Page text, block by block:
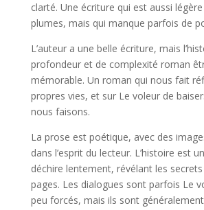
clarté. Une écriture qui est aussi
plumes, mais qui manque parfois de
L’auteur a une belle écriture, mais
profondeur et de complexité roman
mémorable. Un roman qui nous fait
propres vies, et sur Le voleur de
nous faisons.
La prose est poétique, avec des
dans l’esprit du lecteur. L’histoire est
déchire lentement, révélant les
pages. Les dialogues sont parfois Le
peu forcés, mais ils sont